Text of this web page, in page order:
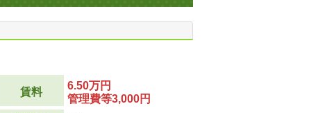
賃料
6.50万円
管理費等3,000円